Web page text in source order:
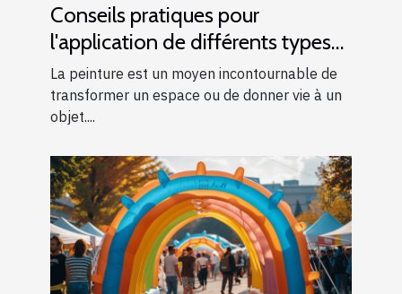
Conseils pratiques pour
l'application de différents types
de peintures
La peinture est un moyen incontournable de
transformer un espace ou de donner vie à un
objet....